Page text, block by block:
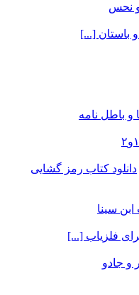
و نحس
باستان [...]
باطل نامه
دانلود کتاب رمز گشایی
سینا
فلزیاب [...]
و جادو